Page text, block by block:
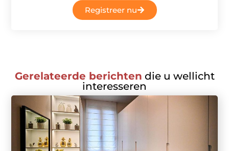
Registreer nu
Gerelateerde berichten die u wellicht
interesseren